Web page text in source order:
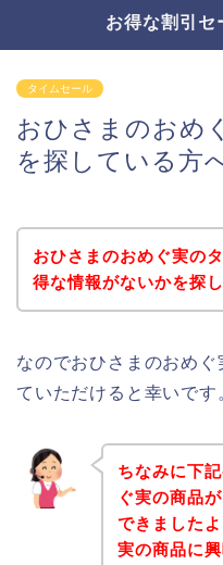
お得な割引セ
タイムセール
おひさまのおめ
を探している方
おひさまのおめぐ実の
得な情報がないかを探
なのでおひさまのおめ
ていただけると幸いです
ちなみに下
ぐ実の商品
できました
実の商品に